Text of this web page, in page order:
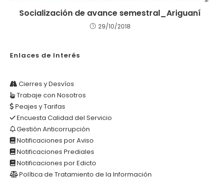
Socialización de avance semestral_Ariguaní
29/10/2018
Enlaces de Interés
Cierres y Desvíos
Trabaje con Nosotros
Peajes y Tarifas
Encuesta Calidad del Servicio
Gestión Anticorrupción
Notificaciones por Aviso
Notificaciones Prediales
Notificaciones por Edicto
Política de Tratamiento de la Información